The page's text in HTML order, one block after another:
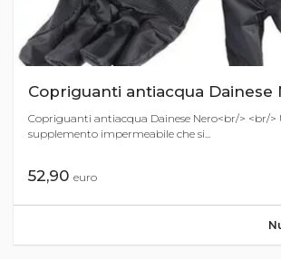
Copriguanti antiacqua Dainese
Copriguanti antiacqua Dainese Nero<br/> <br/>
supplemento impermeabile che si...
52,90 euro